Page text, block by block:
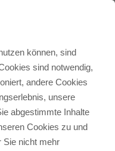
können, sind
sind notwendig,
andere Cookies
unsere
abgestimmte Inhalte
Cookies zu und
Sie nicht mehr